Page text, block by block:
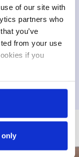
of our site with
partners who
you’ve
from your use
if you
only